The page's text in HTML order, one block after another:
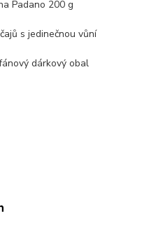
Padano 200 g
s jedinečnou vůní
dárkový obal